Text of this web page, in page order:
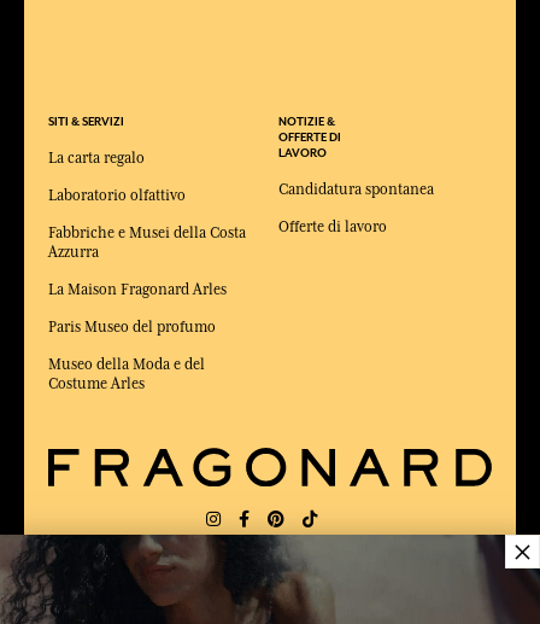
SITI & SERVIZI
La carta regalo
Laboratorio olfattivo
Fabbriche e Musei della Costa
Azzurra
La Maison Fragonard Arles
Paris Museo del profumo
Museo della Moda e del
Costume Arles
NOTIZIE &
OFFERTE DI
LAVORO
Candidatura spontanea
Offerte di lavoro
CONSEGNA: LINGUA:
×